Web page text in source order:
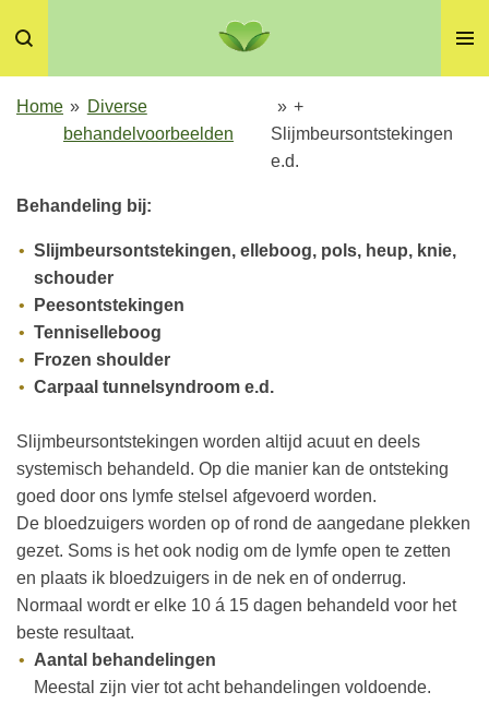
direct
naar
de
hoofdinhoud
Home » Diverse
behandelvoorbeelden
» +
Slijmbeursontstekingen
e.d.
Behandeling bij:
Slijmbeursontstekingen, elleboog, pols, heup, knie,
schouder
Peesontstekingen
Tenniselleboog
Frozen shoulder
Carpaal tunnelsyndroom e.d.
Slijmbeursontstekingen worden altijd acuut en deels
systemisch behandeld. Op die manier kan de ontsteking
goed door ons lymfe stelsel afgevoerd worden.
De bloedzuigers worden op of rond de aangedane plekken
gezet. Soms is het ook nodig om de lymfe open te zetten
en plaats ik bloedzuigers in de nek en of onderrug.
Normaal wordt er elke 10 á 15 dagen behandeld voor het
beste resultaat.
Aantal behandelingen
Meestal zijn vier tot acht behandelingen voldoende.